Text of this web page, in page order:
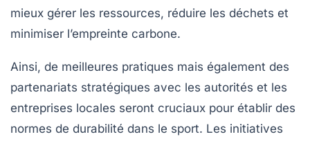
mieux gérer les ressources, réduire les déchets et
minimiser l’empreinte carbone.
Ainsi, de meilleures pratiques mais également des
partenariats stratégiques avec les autorités et les
entreprises locales seront cruciaux pour établir des
normes de durabilité dans le sport. Les initiatives